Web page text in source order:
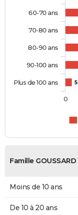
5
60-70 ans
70-80 ans
80-90 ans
90-100 ans
Plus de 100 ans
0
Famille GOUSSARD
Moins de 10 ans
De 10 à 20 ans